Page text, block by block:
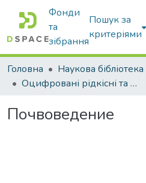
Фонди
та
зібрання
Пошук за
критеріями
Головна
Наукова бібліотека
Оцифровані рідкісні та цінні видання з фонду наукової бібліотеки
Почвоведение